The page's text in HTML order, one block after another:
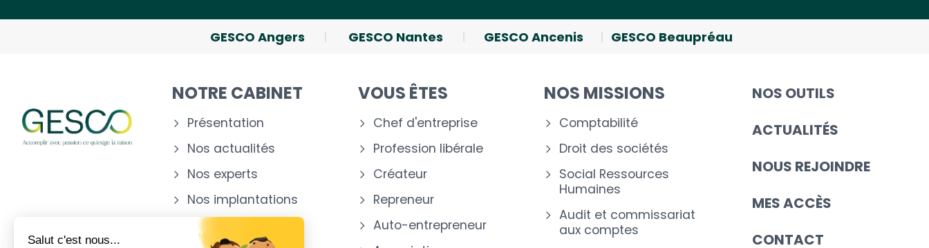
GESCO Angers GESCO Nantes GESCO Ancenis GESCO Beaupréau
NOTRE CABINET
Présentation
Nos actualités
Nos experts
Nos implantations
VOUS ÊTES
Chef d'entreprise
Profession libérale
Créateur
Repreneur
Auto-entrepreneur
NOS MISSIONS
Comptabilité
Droit des sociétés
Social Ressources
Humaines
Audit et commissariat
aux comptes
NOS OUTILS
ACTUALITÉS
NOUS REJOINDRE
MES ACCÈS
CONTACT
Salut c'est nous...